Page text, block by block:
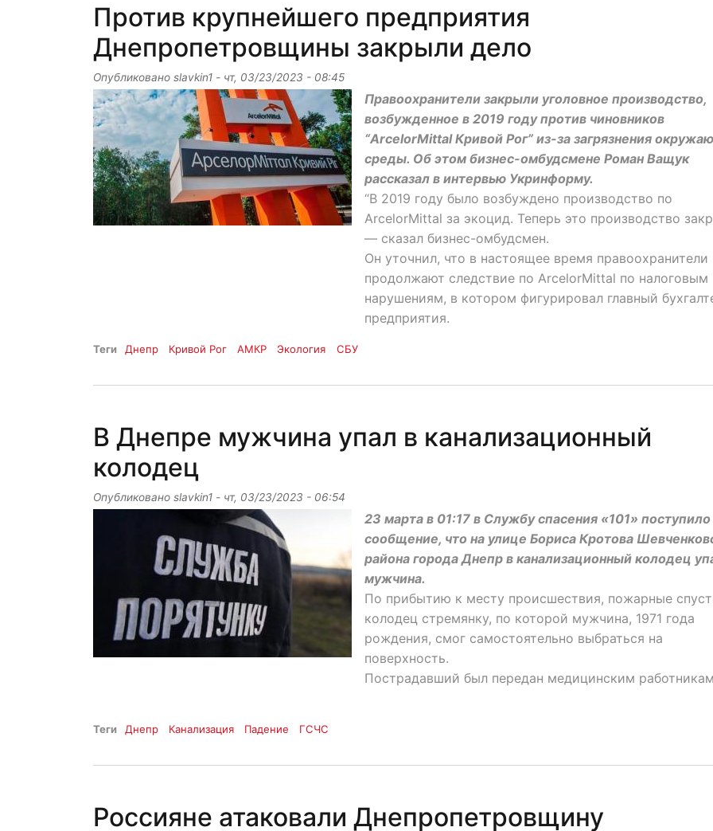
Против крупнейшего предприятия
Днепропетровщины закрыли дело
Опубликовано slavkin1 - чт, 03/23/2023 - 08:45
Правоохранители закрыли уголовное производство,
возбужденное в 2019 году против чиновников
“ArcelorMittal Кривой Рог” из-за загрязнения
среды. Об этом бизнес-омбудсмене Роман Ващук
рассказал в интервью Укринформу.
“В 2019 году было возбуждено производство по
ArcelorMittal за экоцид. Теперь это производство
— сказал бизнес-омбудсмен.
Он уточнил, что в настоящее время правоохранители
продолжают следствие по ArcelorMittal по налоговым
нарушениям, в котором фигурировал главный
предприятия.
Теги Днепр Кривой Рог АМКР Экология СБУ
В Днепре мужчина упал в канализационный
колодец
Опубликовано slavkin1 - чт, 03/23/2023 - 06:54
23 марта в 01:17 в Службу спасения «101» поступило
сообщение, что на улице Бориса Кротова
района города Днепр в канализационный колодец
мужчина.
По прибытию к месту происшествия, пожарные
колодец стремянку, по которой мужчина, 1971 года
рождения, смог самостоятельно выбраться на
поверхность.
Пострадавший был передан медицинским
Теги Днепр Канализация Падение ГСЧС
Россияне атаковали Днепропетровщину